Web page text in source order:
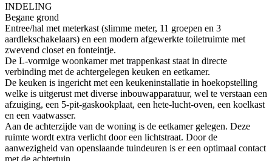
INDELING
Begane grond
Entree/hal met meterkast (slimme meter, 11 groepen en 3
aardlekschakelaars) en een modern afgewerkte toiletruimte met
zwevend closet en fonteintje.
De L-vormige woonkamer met trappenkast staat in directe
verbinding met de achtergelegen keuken en eetkamer.
De keuken is ingericht met een keukeninstallatie in hoekopstelling
welke is uitgerust met diverse inbouwapparatuur, wel te verstaan een
afzuiging, een 5-pit-gaskookplaat, een hete-lucht-oven, een koelkast
en een vaatwasser.
Aan de achterzijde van de woning is de eetkamer gelegen. Deze
ruimte wordt extra verlicht door een lichtstraat. Door de
aanwezigheid van openslaande tuindeuren is er een optimaal contact
met de achtertuin.